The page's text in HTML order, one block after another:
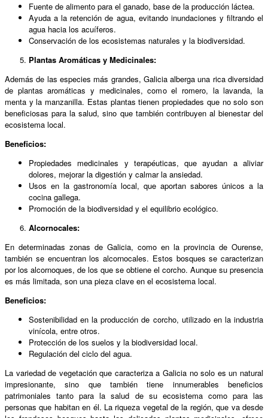
Fuente de alimento para el ganado, base de la producción láctea.
Ayuda a la retención de agua, evitando inundaciones y filtrando el
agua hacia los acuíferos.
Conservación de los ecosistemas naturales y la biodiversidad.
Plantas Aromáticas y Medicinales:
Además de las especies más grandes, Galicia alberga una rica diversidad
de plantas aromáticas y medicinales, como el romero, la lavanda, la
menta y la manzanilla. Estas plantas tienen propiedades que no solo son
beneficiosas para la salud, sino que también contribuyen al bienestar del
ecosistema local.
Beneficios:
Propiedades medicinales y terapéuticas, que ayudan a aliviar
dolores, mejorar la digestión y calmar la ansiedad.
Usos en la gastronomía local, que aportan sabores únicos a la
cocina gallega.
Promoción de la biodiversidad y el equilibrio ecológico.
Alcornocales:
En determinadas zonas de Galicia, como en la provincia de Ourense,
también se encuentran los alcornocales. Estos bosques se caracterizan
por los alcornoques, de los que se obtiene el corcho. Aunque su presencia
es más limitada, son una pieza clave en el ecosistema local.
Beneficios:
Sostenibilidad en la producción de corcho, utilizado en la industria
vinícola, entre otros.
Protección de los suelos y la biodiversidad local.
Regulación del ciclo del agua.
La variedad de vegetación que caracteriza a Galicia no solo es un natural
impresionante, sino que también tiene innumerables beneficios
patrimoniales tanto para la salud de su ecosistema como para las
personas que habitan en él. La riqueza vegetal de la región, que va desde